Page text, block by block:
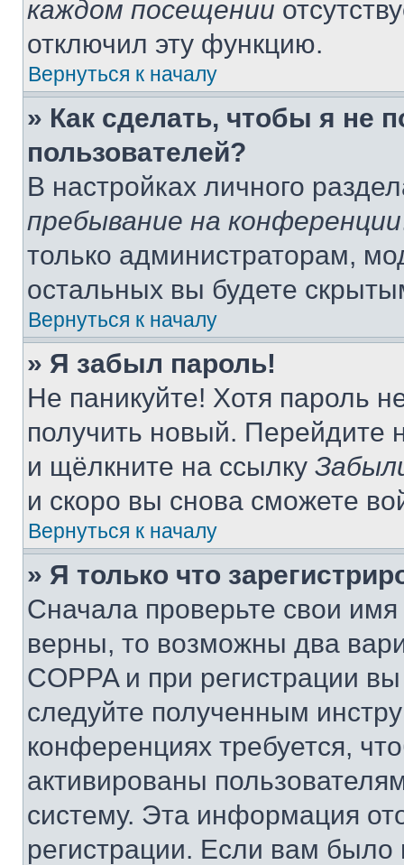
каждом посещении
отключил эту функцию.
Вернуться к началу
» Как сделать, чтобы я не
пользователей?
В настройках личного
пребывание на конференции
только администраторам,
остальных вы будете
Вернуться к началу
» Я забыл пароль!
Не паникуйте! Хотя пароль
получить новый. Перейдите
и щёлкните на ссылку
и скоро вы снова сможете
Вернуться к началу
» Я только что
Сначала проверьте свои
верны, то возможны два
COPPA и при регистрации
следуйте полученным
конференциях требуется,
активированы
систему. Эта информация
регистрации. Если вам